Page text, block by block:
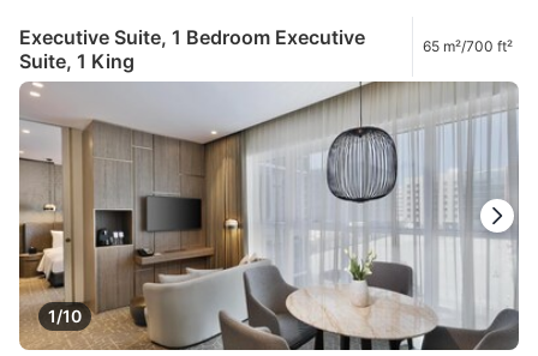
Executive Suite, 1 Bedroom Executive
Suite, 1 King
65 m²/700 ft²
1/10